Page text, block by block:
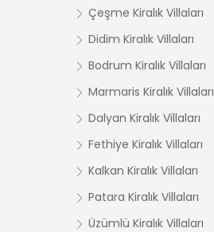
Çeşme Kiralık Villaları
Didim Kiralık Villaları
Bodrum Kiralık Villaları
Marmaris Kiralık Villaları
Dalyan Kiralık Villaları
Fethiye Kiralık Villaları
Kalkan Kiralık Villaları
Patara Kiralık Villaları
Üzümlü Kiralık Villaları